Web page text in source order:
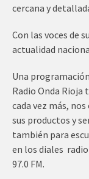
cercana y
Con las voces de
actualidad
Una
Radio Onda Rioja
cada vez más,
sus productos y
también para
en los diales
97.0 FM.